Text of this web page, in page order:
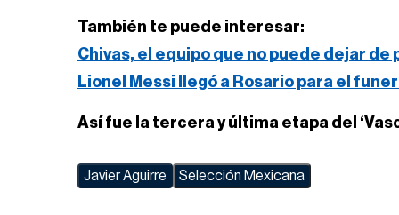
También te puede interesar:
Chivas, el equipo que no puede dejar de
Lionel Messi llegó a Rosario para el
Así fue la tercera y última etapa del
Javier Aguirre Selección Mexicana